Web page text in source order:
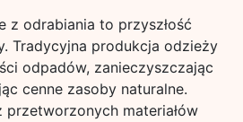
z odrabiania to przyszłość
Tradycyjna produkcja odzieży
odpadów, zanieczyszczając
cenne zasoby naturalne.
przetworzonych materiałów